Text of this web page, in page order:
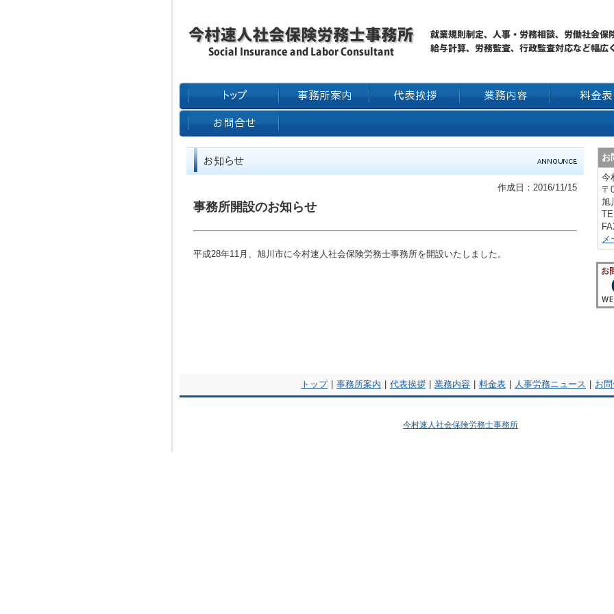
作成日：2016/11/15
事務所開設のお知らせ
平成28年11月、旭川市に今村速人社会保険労務士事務所を開設いたしました。
お
今
〒
旭
メ
トップ 事務所案内 代表挨拶 業務内容 料金表 人事労務ニュース お
今村速人社会保険労務士事務所